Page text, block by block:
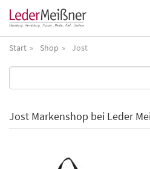
Start Shop Jost
Jost Markenshop bei Leder